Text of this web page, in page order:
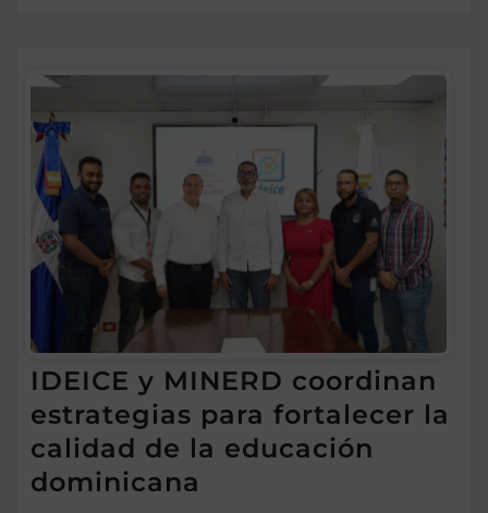
IDEICE y MINERD coordinan
estrategias para fortalecer la
calidad de la educación
dominicana